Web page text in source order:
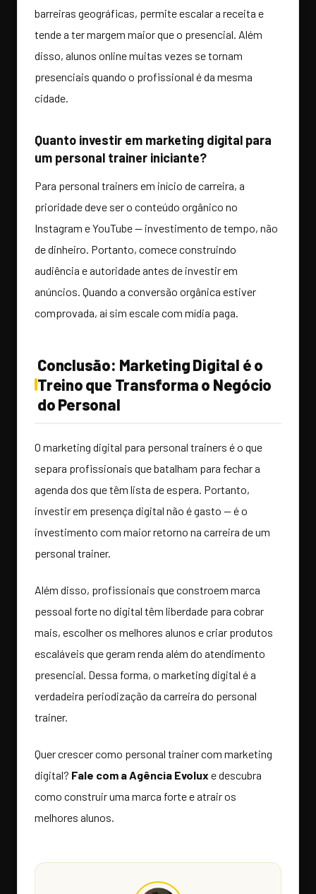
barreiras geográficas, permite escalar a receita e
tende a ter margem maior que o presencial. Além
disso, alunos online muitas vezes se tornam
presenciais quando o profissional é da mesma
cidade.
Quanto investir em marketing digital para
um personal trainer iniciante?
Para personal trainers em início de carreira, a
prioridade deve ser o conteúdo orgânico no
Instagram e YouTube — investimento de tempo, não
de dinheiro. Portanto, comece construindo
audiência e autoridade antes de investir em
anúncios. Quando a conversão orgânica estiver
comprovada, aí sim escale com mídia paga.
Conclusão: Marketing Digital é o
Treino que Transforma o Negócio
do Personal
O marketing digital para personal trainers é o que
separa profissionais que batalham para fechar a
agenda dos que têm lista de espera. Portanto,
investir em presença digital não é gasto — é o
investimento com maior retorno na carreira de um
personal trainer.
Além disso, profissionais que constroem marca
pessoal forte no digital têm liberdade para cobrar
mais, escolher os melhores alunos e criar produtos
escaláveis que geram renda além do atendimento
presencial. Dessa forma, o marketing digital é a
verdadeira periodização da carreira do personal
trainer.
Quer crescer como personal trainer com marketing
digital? Fale com a Agência Evolux e descubra
como construir uma marca forte e atrair os
melhores alunos.